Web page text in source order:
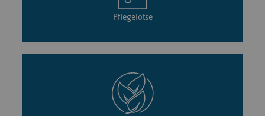
Pflegelotse